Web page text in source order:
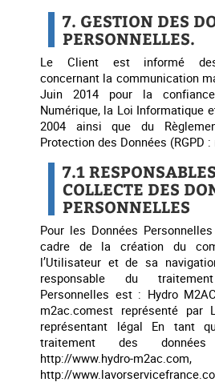
7. GESTION DES
PERSONNELLES.
Le Client est informé des
concernant la communication
Juin 2014 pour la confiance
Numérique, la Loi Informatique
2004 ainsi que du
Protection des Données (RGPD :
7.1
COLLECTE DES
PERSONNELLES
Pour les Données
cadre de la création du
l’Utilisateur et de sa
responsable du
Personnelles est : Hydro
m2ac.comest représenté par
représentant légal En tant
traitement des
http://www.hydro-m2ac.com,
http://